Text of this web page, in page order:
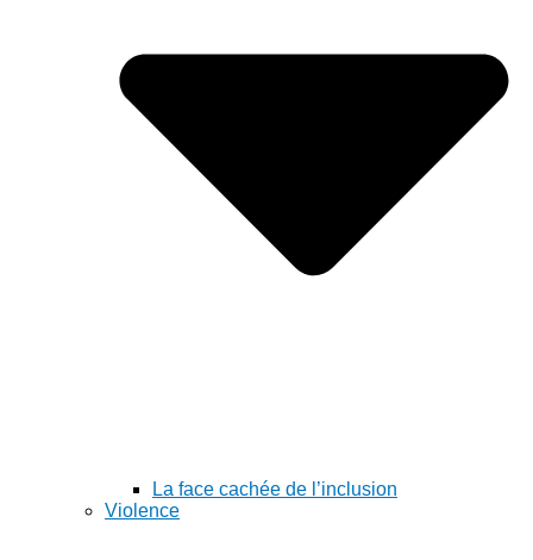
La face cachée de l’inclusion
Violence